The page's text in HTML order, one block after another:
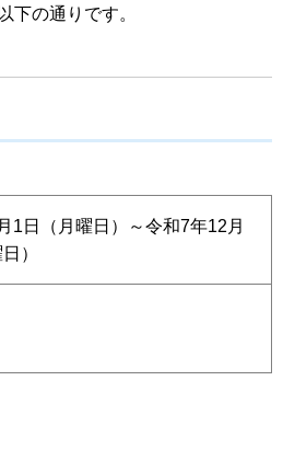
下の通りです。
1日（月曜日）～令和7年12月
）